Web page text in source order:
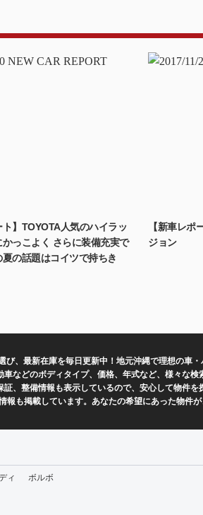
ト】TOYOTA人気のハイラッ
かっこよく さらに装備充実で
の話題はコイツで持ちき
【新車レポ
ジョン
び、最新在庫を毎日更新中！地元沖縄で理想の車
などのボディタイプ、価格、年式など、様々な
、整備情報も表示しているので、安心して物件
も掲載しています。あなたの希望にあった物件が
ィ ボルボ